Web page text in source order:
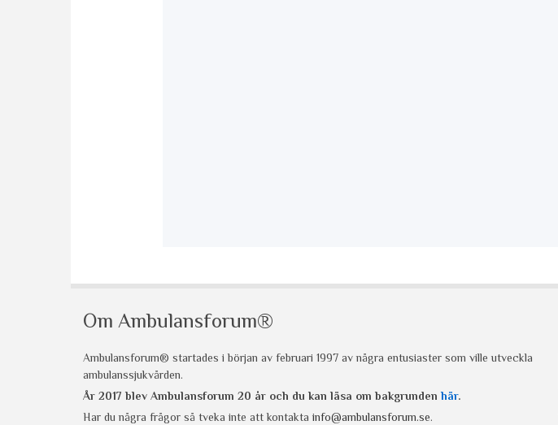
Om Ambulansforum®
Ambulansforum® startades i början av februari 1997 av några entusiaster som ville utveckla
ambulanssjukvården.
År 2017 blev Ambulansforum 20 år och du kan läsa om bakgrunden här.
Har du några frågor så tveka inte att kontakta info@ambulansforum.se.